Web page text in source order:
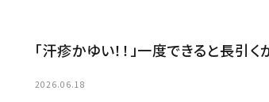
「汗疹かゆい！！」一度できると長
2026.06.18